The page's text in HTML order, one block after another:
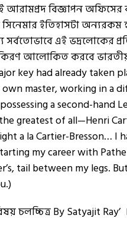
আরামপ্রদ বিজ্ঞাপন
ইতিহাসটা
সর্বতোভাবে এই ভদ্রলোকের
আলোকিত করবে ভারতীয়
key had already taken
master, working in a
a second-hand
greatest of all—Henri
a la Cartier-Bresson… I
my career with
tail between my legs.
চলচ্চিত্র By Satyajit Ray’ ।